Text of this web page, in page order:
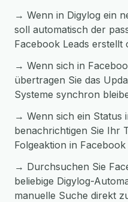
→ Wenn in Digylog ein
soll automatisch der
Facebook Leads erstellt
→ Wenn sich in
übertragen Sie das
Systeme synchron
→ Wenn sich ein Status
benachrichtigen Sie Ihr
Folgeaktion in Facebook
→ Durchsuchen Sie
beliebige Digylog-
manuelle Suche direkt